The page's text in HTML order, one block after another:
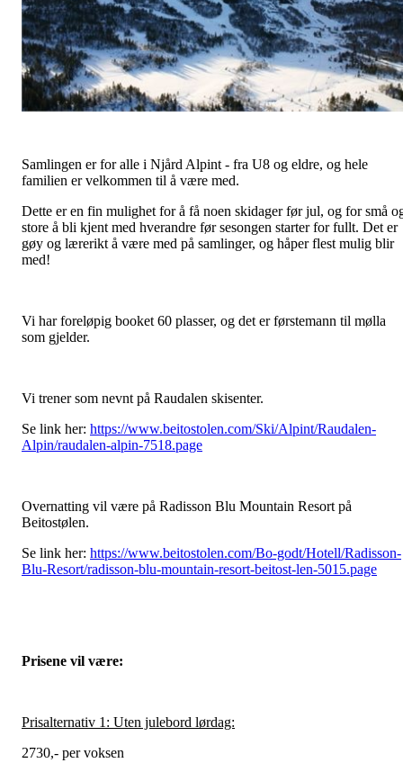
Samlingen er for alle i Njård Alpint - fra U8 og eldre, og hele
familien er velkommen til å være med.
Dette er en fin mulighet for å få noen skidager før jul, og for små
store å bli kjent med hverandre før sesongen starter for fullt. Det er
gøy og lærerikt å være med på samlinger, og håper flest mulig blir
med!
Vi har foreløpig booket 60 plasser, og det er førstemann til mølla
som gjelder.
Vi trener som nevnt på Raudalen skisenter.
Se link her: https://www.beitostolen.com/Ski/Alpint/Raudalen-
Alpin/raudalen-alpin-7518.page
Overnatting vil være på Radisson Blu Mountain Resort på
Beitostølen.
Se link her: https://www.beitostolen.com/Bo-godt/Hotell/Radisson-
Blu-Resort/radisson-blu-mountain-resort-beitost-len-5015.page
Prisene vil være:
Prisalternativ 1: Uten julebord lørdag:
2730,- per voksen